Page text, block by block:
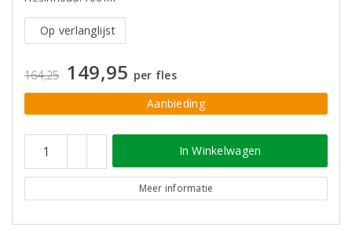
Op verlanglijst
164,25 149,95 per fles
Aanbieding
In Winkelwagen
Meer informatie